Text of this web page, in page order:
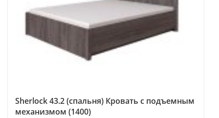
Sherlock 43.2 (спальня) Кровать с подъемным
механизмом (1400)